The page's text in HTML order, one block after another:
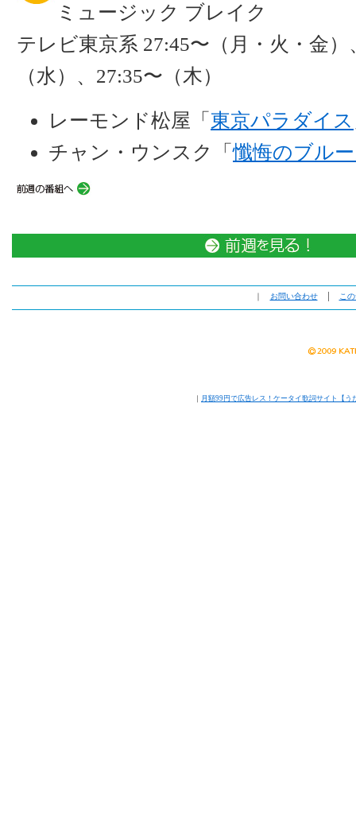
ミュージック ブレイク
テレビ東京系 27:45〜（月・火・金）
（水）、27:35〜（木）
レーモンド松屋「 東京パラダイス
チャン・ウンスク「懺悔のブル
｜ お問い合わせ│ こ
｜ 月額99円で広告レス！ケータイ歌詞サイト【う